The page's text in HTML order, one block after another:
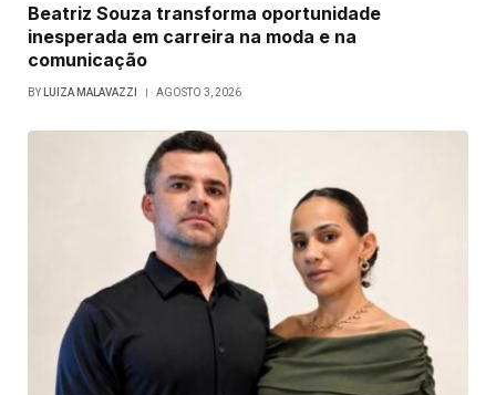
Beatriz Souza transforma oportunidade
inesperada em carreira na moda e na
comunicação
BY LUIZA MALAVAZZI AGOSTO 3, 2026